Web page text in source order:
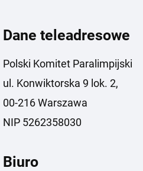
Dane teleadresowe
Polski Komitet Paralimpijski
ul. Konwiktorska 9 lok. 2,
00-216 Warszawa
NIP 5262358030
Biuro